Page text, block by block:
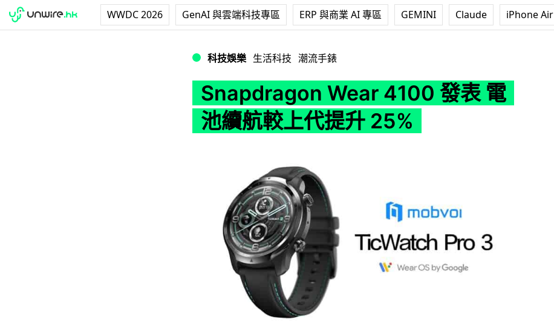
WWDC 2026 GenAI 與雲端科技專區 ERP 與商業 AI 專區 GEMINI Claude iPhone Air
科技娛樂 生活科技 潮流手錶
Snapdragon Wear 4100 發表 電
池續航較上代提升 25%